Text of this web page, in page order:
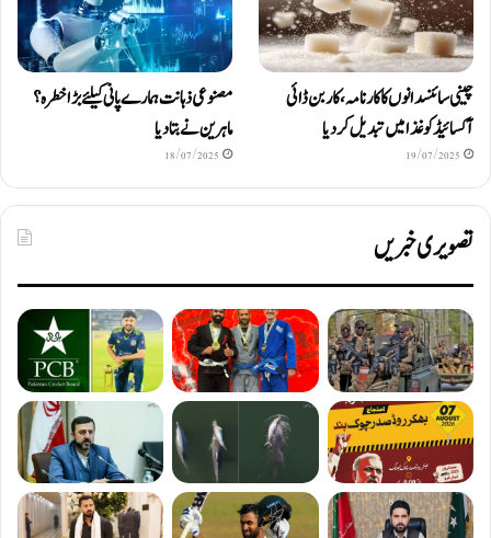
چینی سائنسدانوں کا کارنامہ، کاربن ڈائی
آکسائیڈ کو غذا میں تبدیل کردیا
19/07/2025
مصنوعی ذہانت ہمارے پانی کیلئے بڑا خطرہ؟
ماہرین نے بتا دیا
18/07/2025
تصویری خبریں